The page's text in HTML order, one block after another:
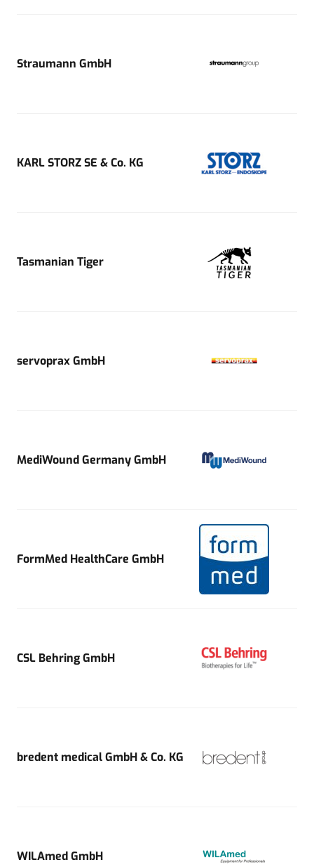
Straumann GmbH
KARL STORZ SE & Co. KG
Tasmanian Tiger
servoprax GmbH
MediWound Germany GmbH
FormMed HealthCare GmbH
CSL Behring GmbH
bredent medical GmbH & Co. KG
WILAmed GmbH